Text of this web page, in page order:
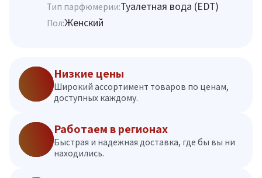
Тип парфюмерии:Туалетная вода (EDT)
Пол:Женский
Низкие цены
Широкий ассортимент товаров по ценам,
доступных каждому.
Работаем в регионах
Быстрая и надежная доставка, где бы вы ни
находились.